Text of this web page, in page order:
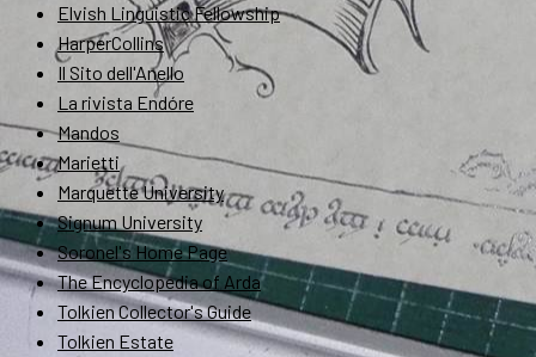
Elvish Linguistic Fellowship
HarperCollins
Il Sito dell'Anello
La rivista Endóre
Mandos
Marietti
Marquette University
Signum University
Soronel's Home Page
The Encyclopedia of Arda
Tolkien Collector's Guide
Tolkien Estate